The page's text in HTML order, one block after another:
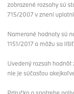
zobrazené rozsahy sú
715/2007 v znení
Namerané hodnoty sú
1151/2017 a môžu sa
Uvedený rozsah
nie je súčasťou